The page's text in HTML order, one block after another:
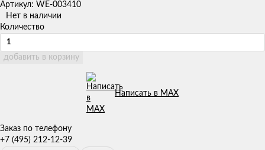
Артикул: WE-003410
Нет в наличии
Количество
добавить в корзину
Написать в MAX
Заказ по телефону
+7 (495) 212-12-39